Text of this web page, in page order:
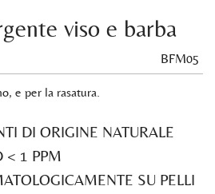
viso e barba
BFM05
e per la rasatura.
DI ORIGINE NATURALE
< 1 PPM
SU PELLI